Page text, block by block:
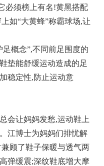
必须榜上有名!黄黑搭配
如“大黄蜂”称霸球场,让
概念”,不同前足围度的
垫能舒缓运动造成的足
稳定性,防止运动意
会让妈妈发愁,运动鞋上
江博士为妈妈们排忧解
顾了鞋子保暖与透气两
弹缓震;深纹鞋底增大摩